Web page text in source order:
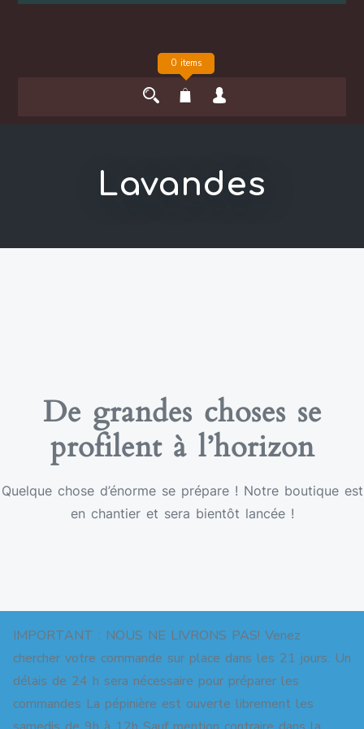
IMPORTANT : NOUS NE LIVRONS PAS! Venez
chercher votre commande sur place dans les 21 jours. Un
délais de 24 h sera nécessaire pour préparer les
commandes La pépinière est ouverte librement les
0 items
Lavandes
De grandes choses se
profilent à l’horizon
Quelque chose d’énorme se prépare ! Notre boutique est
en chantier et sera bientôt lancée !
Copyright © 2026 Pépinière pour jardins-forêts. All